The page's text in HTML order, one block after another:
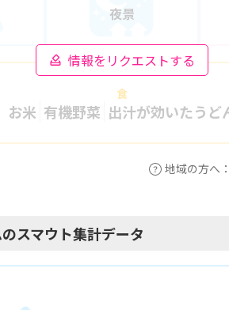
情報をリクエストする
夜景
食
お米 有機野菜 出汁が効いたうど
地域の方へ
スマウト集計データ